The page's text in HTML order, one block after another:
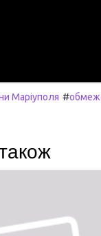
Маріуполя #